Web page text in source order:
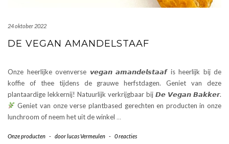
24 oktober 2022
DE VEGAN AMANDELSTAAF
Onze heerlijke ovenverse 𝙫𝙚𝙜𝙖𝙣 𝙖𝙢𝙖𝙣𝙙𝙚𝙡𝙨𝙩𝙖𝙖𝙛 is heerlijk bij de
koffie of thee tijdens de grauwe herfstdagen. Geniet van deze
plantaardige lekkernij! Natuurlijk verkrijgbaar bij 𝘿𝙚 𝙑𝙚𝙜𝙖𝙣 𝘽𝙖𝙠𝙠𝙚𝙧.
Geniet van onze verse plantbased gerechten en producten in onze
lunchroom of neem het uit de winkel …
Onze producten - doorlucas Vermeulen - 0 reacties